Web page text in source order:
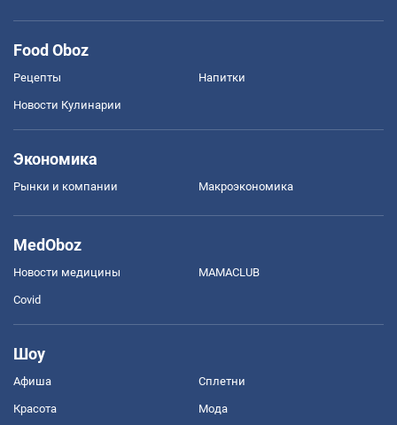
Food Oboz
Рецепты Напитки
Новости Кулинарии
Экономика
Рынки и компании Mакроэкономика
MedOboz
Новости медицины MAMACLUB
Covid
Шоу
Афиша Сплетни
Красота Мода